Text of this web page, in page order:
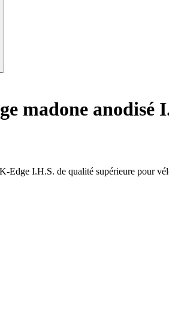
madone anodisé
Edge I.H.S. de qualité supérieure pour